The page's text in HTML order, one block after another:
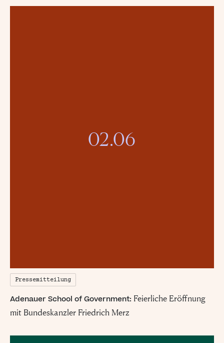
02.06
Pressemitteilung
Adenauer School of Government: Feierliche Eröffnung
mit Bundeskanzler Friedrich Merz